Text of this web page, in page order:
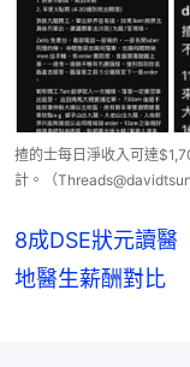
揸的士每日淨收入可達
計。（Threads@davidtsun
8成DSE狀元讀
地醫生薪酬對比